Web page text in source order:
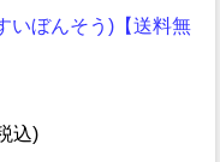
いぼんそう)【送料無
込)